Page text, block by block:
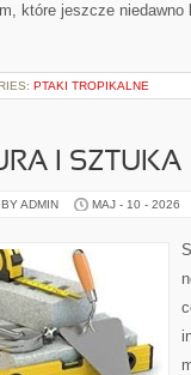
które jeszcze niedawno
PTAKI TROPIKALNE
I SZTUKA
ADMIN MAJ - 10 - 2026